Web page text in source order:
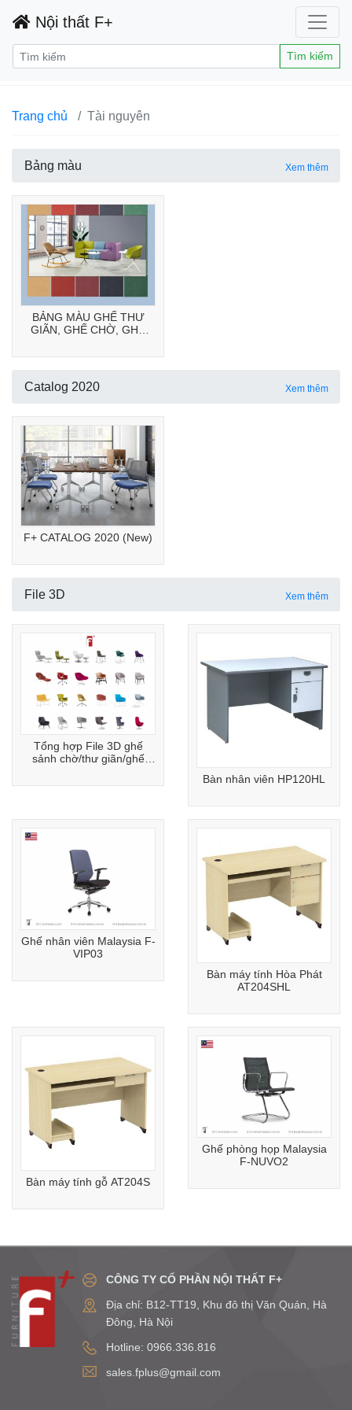
Nội thất F+
Tìm kiếm
Trang chủ Tài nguyên
Bảng màu Xem thêm
BẢNG MÀU GHẾ THƯ
GIÃN, GHẾ CHỜ, GHẾ
Catalog 2020 Xem thêm
F+ CATALOG 2020 (New)
File 3D Xem thêm
Tổng hợp File 3D ghế
sảnh chờ/thư giãn/ghế
Bàn nhân viên HP120HL
Ghế nhân viên Malaysia F-
VIP03
Bàn máy tính Hòa Phát
AT204SHL
Bàn máy tính gỗ AT204S
Ghế phòng họp Malaysia
F-NUVO2
CÔNG TY CỔ PHẦN NỘI THẤT F+
Địa chỉ: B12-TT19, Khu đô thị Văn Quán, Hà
Đông, Hà Nội
Hotline: 0966.336.816
sales.fplus@gmail.com